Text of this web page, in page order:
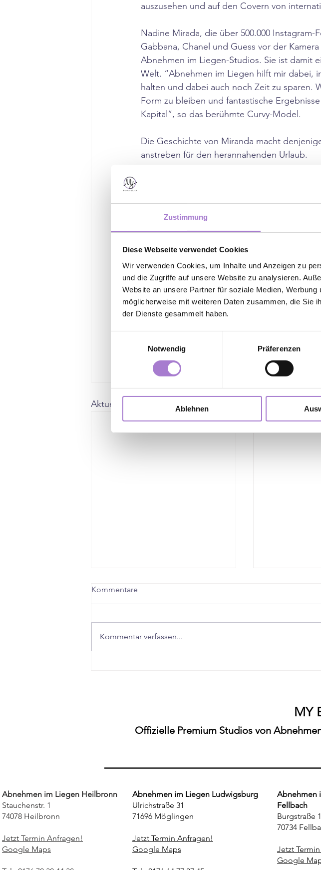
Zustimmung
Diese Webseite verwendet Cookies
Wir verwenden Cookies, um Inhalte und Anzeigen zu
und die Zugriffe auf unsere Website zu analysieren.
Website an unsere Partner für soziale Medien,
möglicherweise mit weiteren Daten zusammen, die Sie
der Dienste gesammelt haben.
Notwendig
Präferenzen
Ablehnen
auszusehen und auf den Covern von
Nadine Mirada, die über 500.000
Gabbana, Chanel und Guess vor der
Abnehmen im Liegen-Studios. Sie ist damit
Welt. “Abnehmen im Liegen hilft mir dabei,
halten und dabei auch noch Zeit zu sparen.
Form zu bleiben und fantastische
Kapital”, so das berühmte Curvy-Model.
Die Geschichte von Miranda macht
anstreben für den herannahenden Urlaub.
ehmenimliegen intervallfasten
#fettverlieren#wwmädels
#sportmotivation#heilbron#abnehmenimliegen
Jetzt
Aktuelle Beiträge
Kommentare
Kommentar verfassen...
MY
Offizielle Premium Studios von
Abnehmen im Liegen Heilbronn
Stauchenstr. 1
74078 Heilbronn
Jetzt Termin Anfragen!
Google Maps
Abnehmen im Liegen Ludwigsburg
Ulrichstraße 31
71696 Möglingen
Jetzt Termin Anfragen!
Google Maps
Abnehmen
Fellbach
Burgstraße 1
70734
Jetzt
Google